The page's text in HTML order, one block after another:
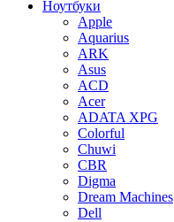
Ноутбуки
Apple
Aquarius
ARK
Asus
ACD
Acer
ADATA XPG
Colorful
Chuwi
CBR
Digma
Dream Machines
Dell